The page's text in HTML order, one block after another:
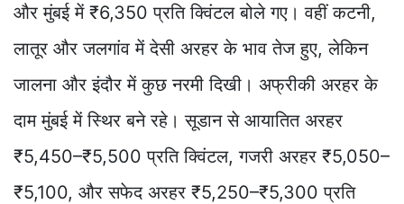
और मुंबई में ₹6,350 प्रति क्विंटल बोले गए। वहीं कटनी,
लातूर और जलगांव में देसी अरहर के भाव तेज हुए, लेकिन
जालना और इंदौर में कुछ नरमी दिखी। अफ्रीकी अरहर के
दाम मुंबई में स्थिर बने रहे। सूडान से आयातित अरहर
₹5,450–₹5,500 प्रति क्विंटल, गजरी अरहर ₹5,050–
₹5,100, और सफेद अरहर ₹5,250–₹5,300 प्रति